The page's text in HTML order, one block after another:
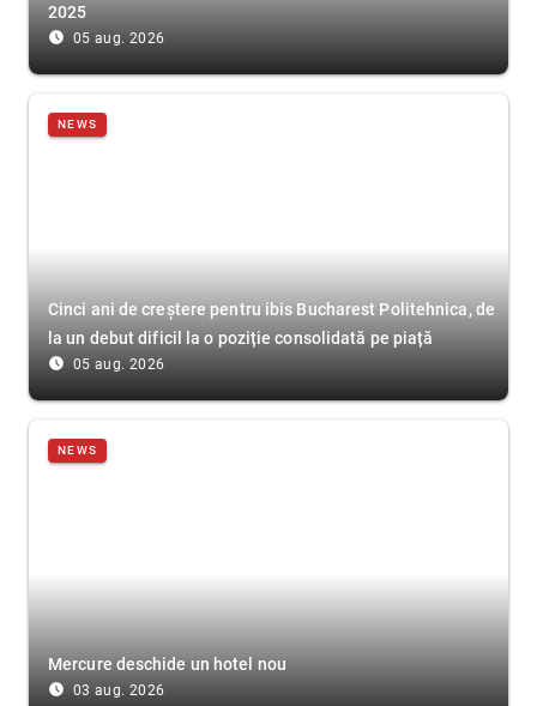
2025
access_time_filled 05 aug. 2026
NEWS
Cinci ani de creștere pentru ibis Bucharest Politehnica, de
la un debut dificil la o poziție consolidată pe piață
access_time_filled 05 aug. 2026
NEWS
Mercure deschide un hotel nou
access_time_filled 03 aug. 2026